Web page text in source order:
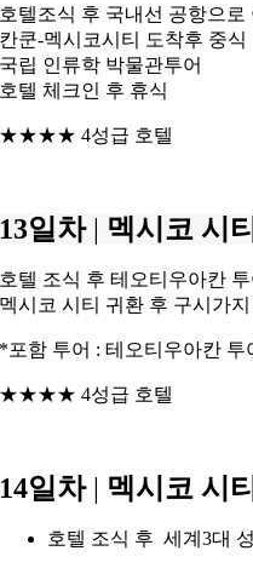
호텔조식 후 국내선 공항으로
칸쿤-멕시코시티 도착후 중식
국립 인류학 박물관투어
호텔 체크인 후 휴식
★★★★ 4성급 호텔
13일차 | 멕시코 시티
호텔 조식 후 테오티우아칸 투
멕시코 시티 귀환 후 구시가지
*포함 투어 : 테오티우아칸 투
★★★★ 4성급 호텔
14일차 | 멕시코 시
호텔 조식 후 세계3대